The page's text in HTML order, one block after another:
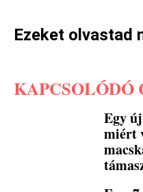
Ezeket olvastad
Egy
miért